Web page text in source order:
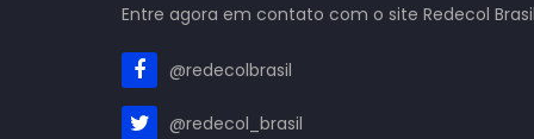
Entre agora em contato com o site Redecol
@redecolbrasil
@redecol_brasil